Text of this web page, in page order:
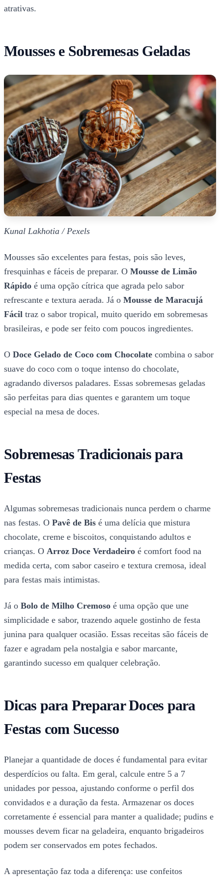
atrativas.
Mousses e Sobremesas Geladas
Kunal Lakhotia / Pexels
Mousses são excelentes para festas, pois são leves,
fresquinhas e fáceis de preparar. O Mousse de Limão
Rápido é uma opção cítrica que agrada pelo sabor
refrescante e textura aerada. Já o Mousse de Maracujá
Fácil traz o sabor tropical, muito querido em sobremesas
brasileiras, e pode ser feito com poucos ingredientes.
O Doce Gelado de Coco com Chocolate combina o sabor
suave do coco com o toque intenso do chocolate,
agradando diversos paladares. Essas sobremesas geladas
são perfeitas para dias quentes e garantem um toque
especial na mesa de doces.
Sobremesas Tradicionais para
Festas
Algumas sobremesas tradicionais nunca perdem o charme
nas festas. O Pavê de Bis é uma delícia que mistura
chocolate, creme e biscoitos, conquistando adultos e
crianças. O Arroz Doce Verdadeiro é comfort food na
medida certa, com sabor caseiro e textura cremosa, ideal
para festas mais intimistas.
Já o Bolo de Milho Cremoso é uma opção que une
simplicidade e sabor, trazendo aquele gostinho de festa
junina para qualquer ocasião. Essas receitas são fáceis de
fazer e agradam pela nostalgia e sabor marcante,
garantindo sucesso em qualquer celebração.
Dicas para Preparar Doces para
Festas com Sucesso
Planejar a quantidade de doces é fundamental para evitar
desperdícios ou falta. Em geral, calcule entre 5 a 7
unidades por pessoa, ajustando conforme o perfil dos
convidados e a duração da festa. Armazenar os doces
corretamente é essencial para manter a qualidade; pudins e
mousses devem ficar na geladeira, enquanto brigadeiros
podem ser conservados em potes fechados.
A apresentação faz toda a diferença: use confeitos